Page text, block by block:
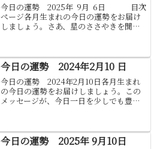
今日の運勢 2025年 9月 6日 目次
ぺージ各月生まれの今日の運勢をお届け
しましょう。さあ、星のささやきを聞い
を彩る指針となりますように...
今日の運勢 2024年2月10 日
今日の運勢 2024年2月10日各月生まれ
の今日の運勢をお届けしましょう。この
メッセージが、今日一日を少しでも豊か
に出る絶好の日。新しい趣味や興味が人...
今日の運勢 2025年 9月10日